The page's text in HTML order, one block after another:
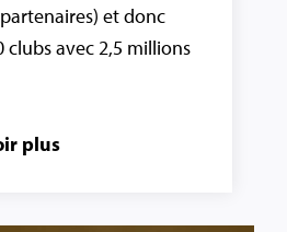
et donc
clubs avec 2,5 millions
plus